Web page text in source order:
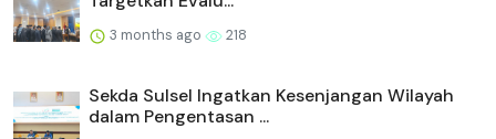
3 months ago 218
Sekda Sulsel Ingatkan Kesenjangan Wilayah
dalam Pengentasan ...